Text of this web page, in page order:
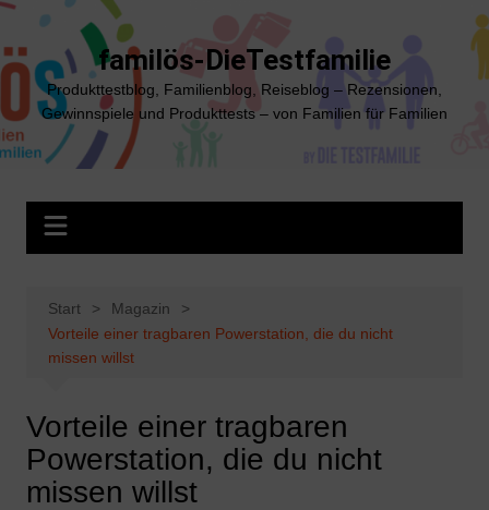
Zum
springen
familös-DieTestfamilie
Produkttestblog, Familienblog, Reiseblog – Rezensionen,
Gewinnspiele und Produkttests – von Familien für Familien
Start
Magazin
Vorteile einer tragbaren Powerstation, die du nicht
missen willst
Vorteile einer tragbaren
Powerstation, die du nicht
missen willst